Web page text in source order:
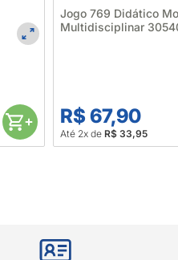
Jogo 769 Didático
Multidisciplinar
R$ 67,90
Até 2x de R$ 33,95